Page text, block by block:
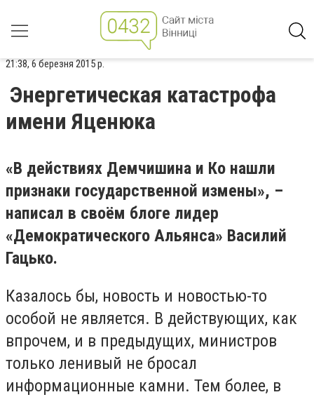
21:38, 6 березня 2015 р.
Энергетическая катастрофа
имени Яценюка
«В действиях Демчишина и Ко нашли
признаки государственной измены», –
написал в своём блоге лидер
«Демократического Альянса» Василий
Гацько.
Казалось бы, новость и новостью-то
особой не является. В действующих, как
впрочем, и в предыдущих, министров
только ленивый не бросал
информационные камни. Тем более, в